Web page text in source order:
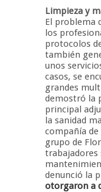
Limpieza y
El problema
los
protocolos
también
unos
casos, se
grandes
demostró la
principal
la sanidad
compañía de
grupo de
trabajadores
denunció la
otorgaron a